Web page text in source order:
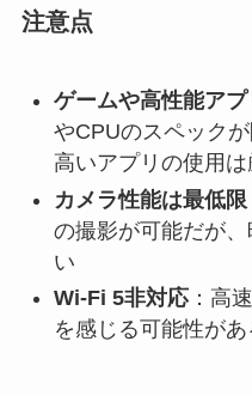
注意点
ゲームや高性能ア
やCPUのスペック
高いアプリの使用は
カメラ性能は最低限
の撮影が可能だが
い
Wi-Fi 5非対応：高
を感じる可能性があ